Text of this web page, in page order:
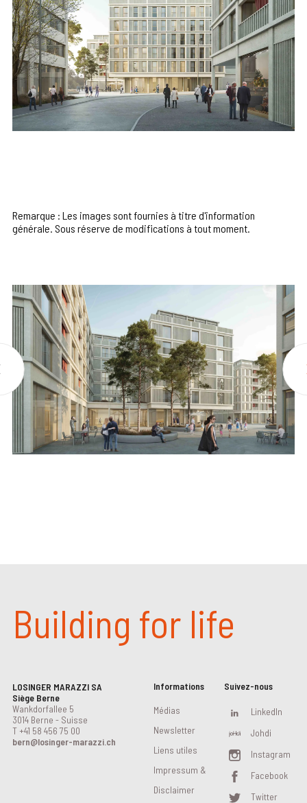
Remarque : Les images sont fournies à titre d'information
générale. Sous réserve de modifications à tout moment.
Building for life
LOSINGER MARAZZI SA
Siège Berne
Wankdorfallee 5
3014 Berne - Suisse
T +41 58 456 75 00
bern@losinger-marazzi.ch
Informations
Médias
Newsletter
Liens utiles
Impressum &
Disclaimer
Suivez-nous
LinkedIn
Johdi
Instagram
Facebook
Twitter